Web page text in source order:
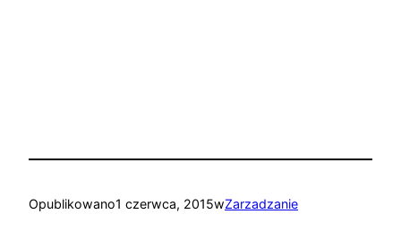
Opublikowano1 czerwca, 2015wZarzadzanie